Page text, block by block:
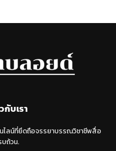
กับเรา
ไลน์ที่ยึดถือจรรยาบรรณวิชาชีพสื่อ
บถ้วน.